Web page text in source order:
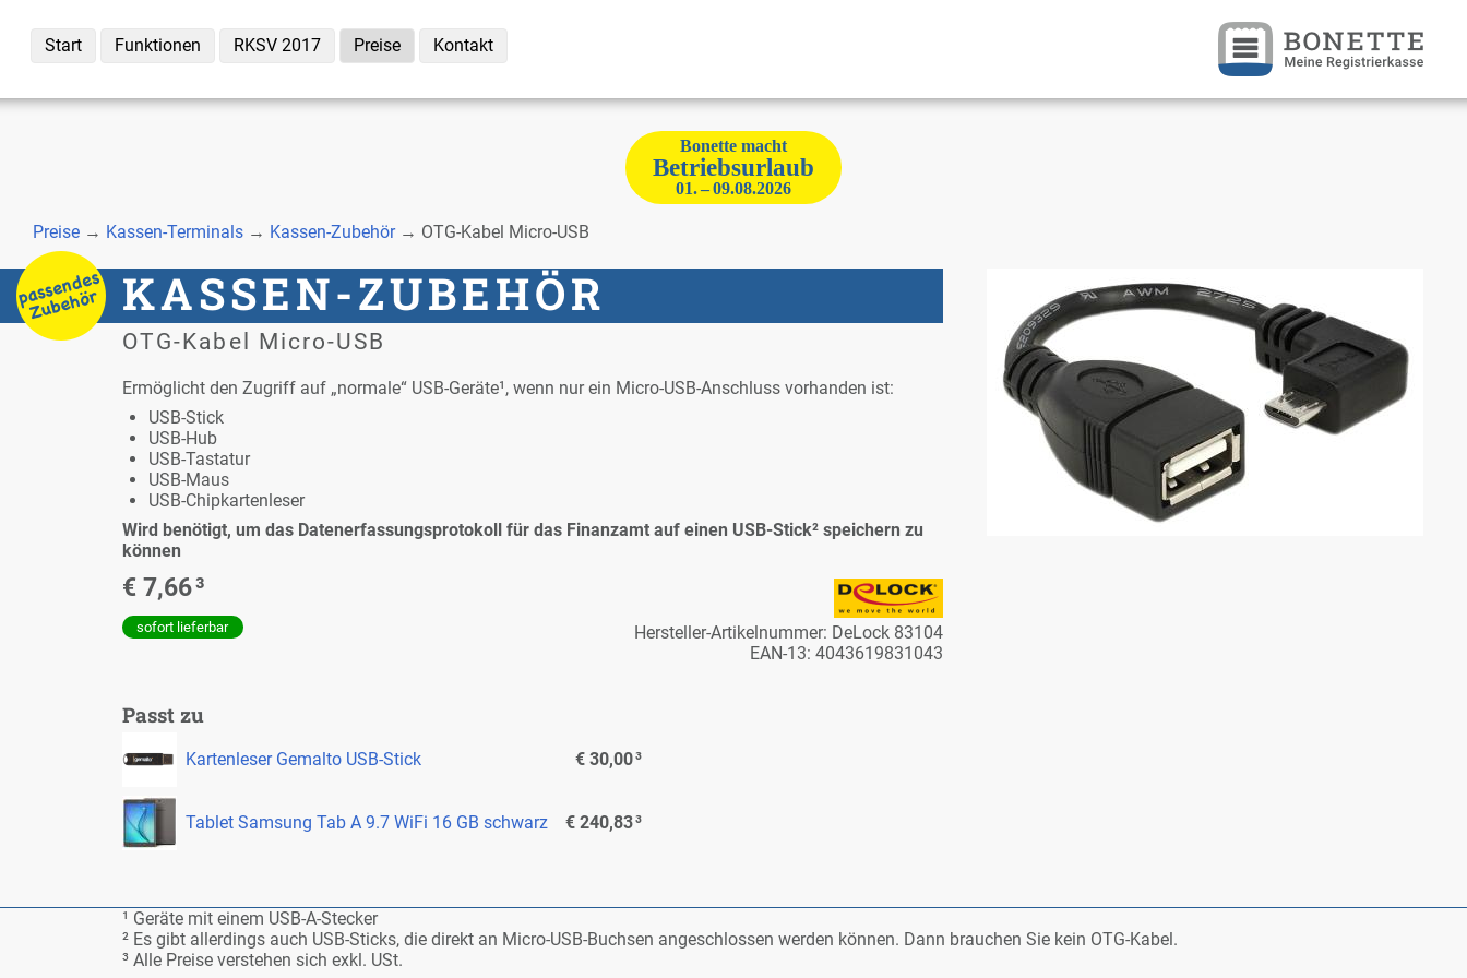
Start Funk­tio­nen RKSV 2017 Prei­se Kon­takt
Bo­net­te macht
Be­triebs­ur­laub
01. – 09.08.2026
Prei­se → Kas­sen-Ter­mi­nals → Kas­sen-Zu­be­hör→ OTG-Ka­bel Mi­cro-USB
KAS­SEN-ZU­BE­HÖR
OTG-Ka­bel Mi­cro-USB
Er­mög­licht den Zu­griff auf „nor­ma­le“ USB-Ge­rä­te¹, wenn nur ein Mi­cro-USB-An­schluss vor­han­den ist:
USB-Stick
USB-Hub
USB-Tas­ta­tur
USB-Maus
USB-Chip­kar­ten­le­ser
Wird be­nö­tigt, um das Da­ten­er­fas­sungs­pro­to­koll für das Fi­nanz­amt auf ei­nen USB-Stick² spei­chern zu
kön­nen
Her­stel­ler-Ar­ti­kel­num­mer: De­Lock 83104
EAN-13: 4043619831043
€ 7,66³
so­fort lie­fer­bar
Passt zu
Kar­ten­le­ser Ge­mal­to USB-Stick € 30,00³
Ta­blet Sam­sung Tab A 9.7 Wi­Fi 16 GB schwarz € 240,83³
¹ Ge­rä­te mit ei­nem USB-A-Ste­cker
² Es gibt al­ler­dings auch USB-Sticks, die di­rekt an Mi­cro-USB-Buch­sen an­ge­schlos­sen wer­den kön­nen. Dann brau­chen Sie kein OTG-Ka­bel.
³ Al­le Prei­se ver­ste­hen sich exkl. USt.